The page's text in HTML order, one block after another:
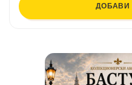
ДОБАВИ